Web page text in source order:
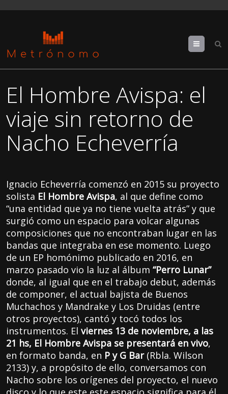
Menu
El Hombre Avispa: el
viaje sin retorno de
Nacho Echeverría
Ignacio Echeverría comenzó en 2015 su proyecto
solista El Hombre Avispa, al que define como
“una entidad que ya no tiene vuelta atrás” y que
surgió como un espacio para volcar algunas
composiciones que no encontraban lugar en las
bandas que integraba en ese momento. Luego
de un EP homónimo publicado en 2016, en
marzo pasado vio la luz al álbum“Perro Lunar”
donde, al igual que en el trabajo debut, además
de componer, el actual bajista de Buenos
Muchachos y Mandrake y Los Druidas (entre
otros proyectos), cantó y tocó todos los
instrumentos. Elviernes 13 de noviembre, a las
21 hs, El Hombre Avispa se presentará en vivo,
en formato banda, en P y G Bar(Rbla. Wilson
2133) y, a propósito de ello, conversamos con
Nacho sobre los orígenes del proyecto, el nuevo